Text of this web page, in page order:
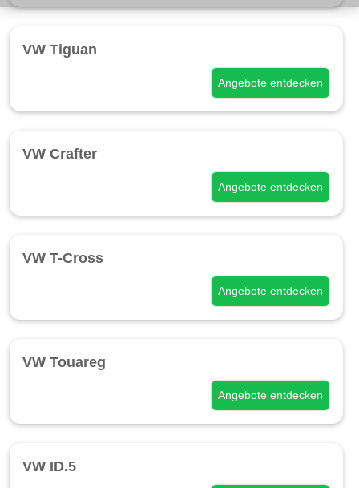
VW Tiguan
Angebote entdecken
VW Crafter
Angebote entdecken
VW T-Cross
Angebote entdecken
VW Touareg
Angebote entdecken
VW ID.5